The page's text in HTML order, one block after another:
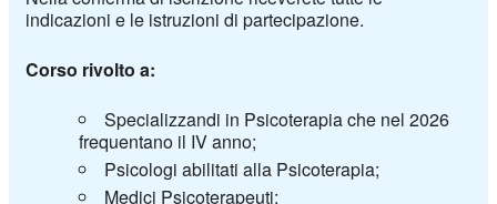
indicazioni e le istruzioni di partecipazione.
Corso rivolto a:
Specializzandi in Psicoterapia che nel 2026
frequentano il IV anno;
Psicologi abilitati alla Psicoterapia;
Medici Psicoterapeuti;